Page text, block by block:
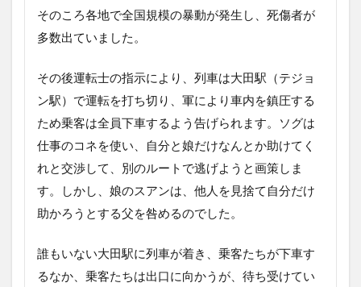
そのころ各地で全国規模の暴動が発生し、死傷者が
多数出ていました。
その後運転士の指示により、列車は大田駅（テジョ
ン駅）で運転を打ち切り、軍により車内を鎮圧する
ため乗客は全員下車するよう告げられます。ソグは
仕事のコネを使い、自分と娘だけなんとか助けてく
れと交渉して、別のルートで逃げようと画策しま
す。しかし、娘のスアンは、他人を見捨て自分だけ
助かろうとする父を咎めるのでした。
誰もいない大田駅に列車が着き、乗客たちが下車す
るなか、乗客たちは出口に向かうが、待ち受けてい